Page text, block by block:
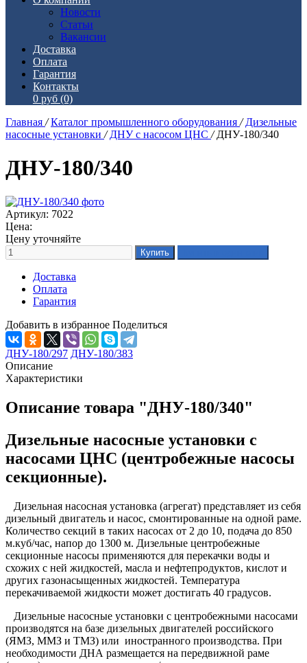
Новости
Статьи
Вакансии
Доставка
Оплата
Гарантия
Контакты
0 руб (0)
Главная / Каталог промышленного оборудования / Дизельные
насосные установки / ДНУ с насосом ЦНС / ДНУ-180/340
ДНУ-180/340
Артикул: 7022
Цена:
Цену уточняйте
Доставка
Оплата
Гарантия
Добавить в избранное Поделиться
ДНУ-180/297 ДНУ-180/383
Описание
Характеристики
Описание товара "ДНУ-180/340"
Дизельные насосные установки с
насосами ЦНС (центробежные насосы
секционные).
Дизельная насосная установка (агрегат) представляет из себя
дизельный двигатель и насос, смонтированные на одной раме.
Количество секций в таких насосах от 2 до 10, подача до 850
м.куб/час, напор до 1300 м. Дизельные центробежные
секционные насосы применяются для перекачки воды и
схожих с ней жидкостей, масла и нефтепродуктов, кислот и
других газонасыщенных жидкостей. Температура
перекачиваемой жидкости может достигать 40 градусов.
Дизельные насосные установки с центробежными насосами
производятся на базе дизельных двигателей российского
(ЯМЗ, ММЗ и ТМЗ) или иностранного производства. При
необходимости ДНА размещается на передвижной раме